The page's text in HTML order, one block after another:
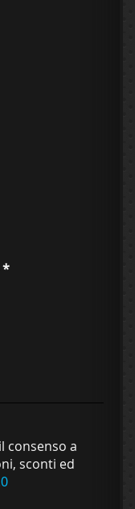
*
consenso a
sconti ed